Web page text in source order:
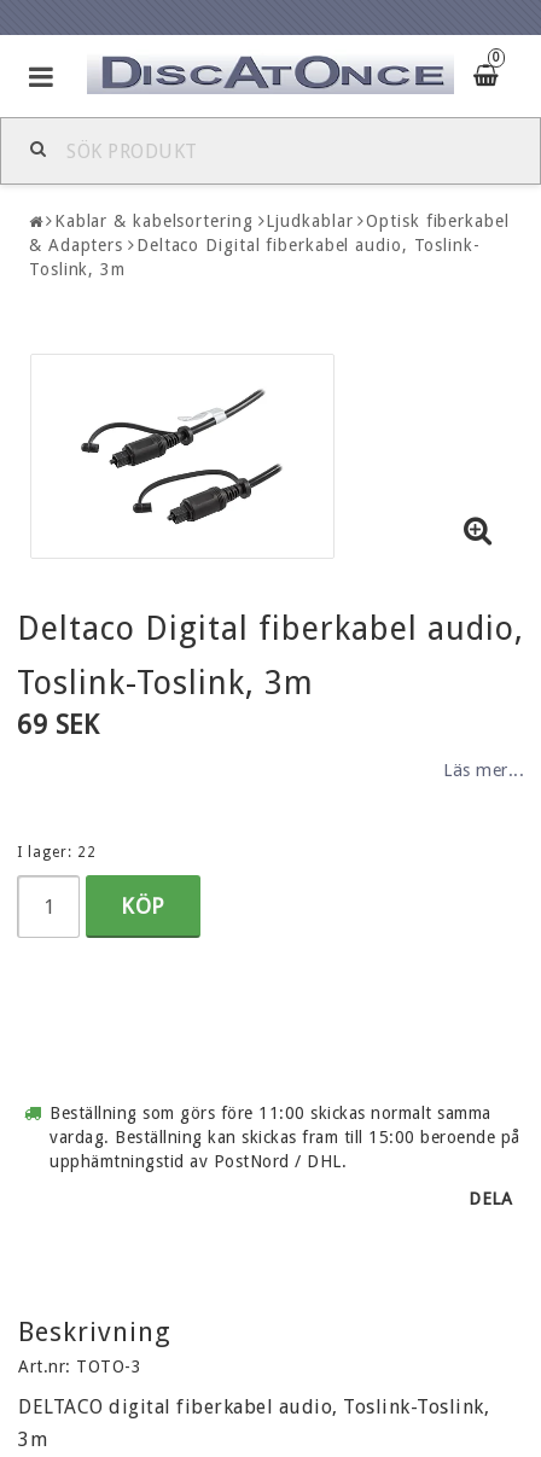
0
Kablar & kabelsortering Ljudkablar
Optisk fiberkabel
& Adapters
Deltaco Digital fiberkabel audio, Toslink-
Toslink, 3m
Deltaco Digital fiberkabel audio,
Toslink-Toslink, 3m
69 SEK
Läs mer...
I lager: 22
KÖP
Beställning som görs före 11:00 skickas normalt samma
vardag. Beställning kan skickas fram till 15:00 beroende på
upphämtningstid av PostNord / DHL.
DELA
Beskrivning
Art.nr: TOTO-3
DELTACO digital fiberkabel audio, Toslink-Toslink,
3m